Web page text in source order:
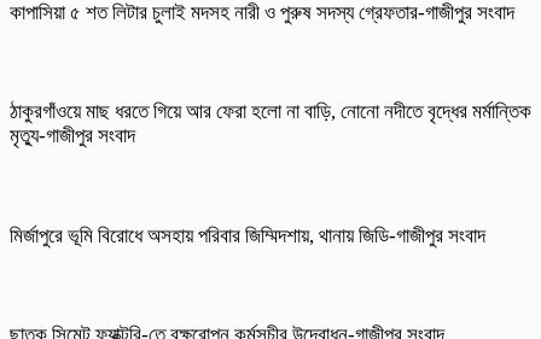
কাপাসিয়া ৫ শত লিটার চুলাই মদসহ নারী ও পুরুষ সদস্য গ্রেফতার-গাজীপুর সংবাদ
ঠাকুরগাঁওয়ে মাছ ধরতে গিয়ে আর ফেরা হলো না বাড়ি, নোনো নদীতে বৃদ্ধের মর্মান্তিক
মৃত্যু-গাজীপুর সংবাদ
মির্জাপুরে ভূমি বিরোধে অসহায় পরিবার জিম্মিদশায়, থানায় জিডি-গাজীপুর সংবাদ